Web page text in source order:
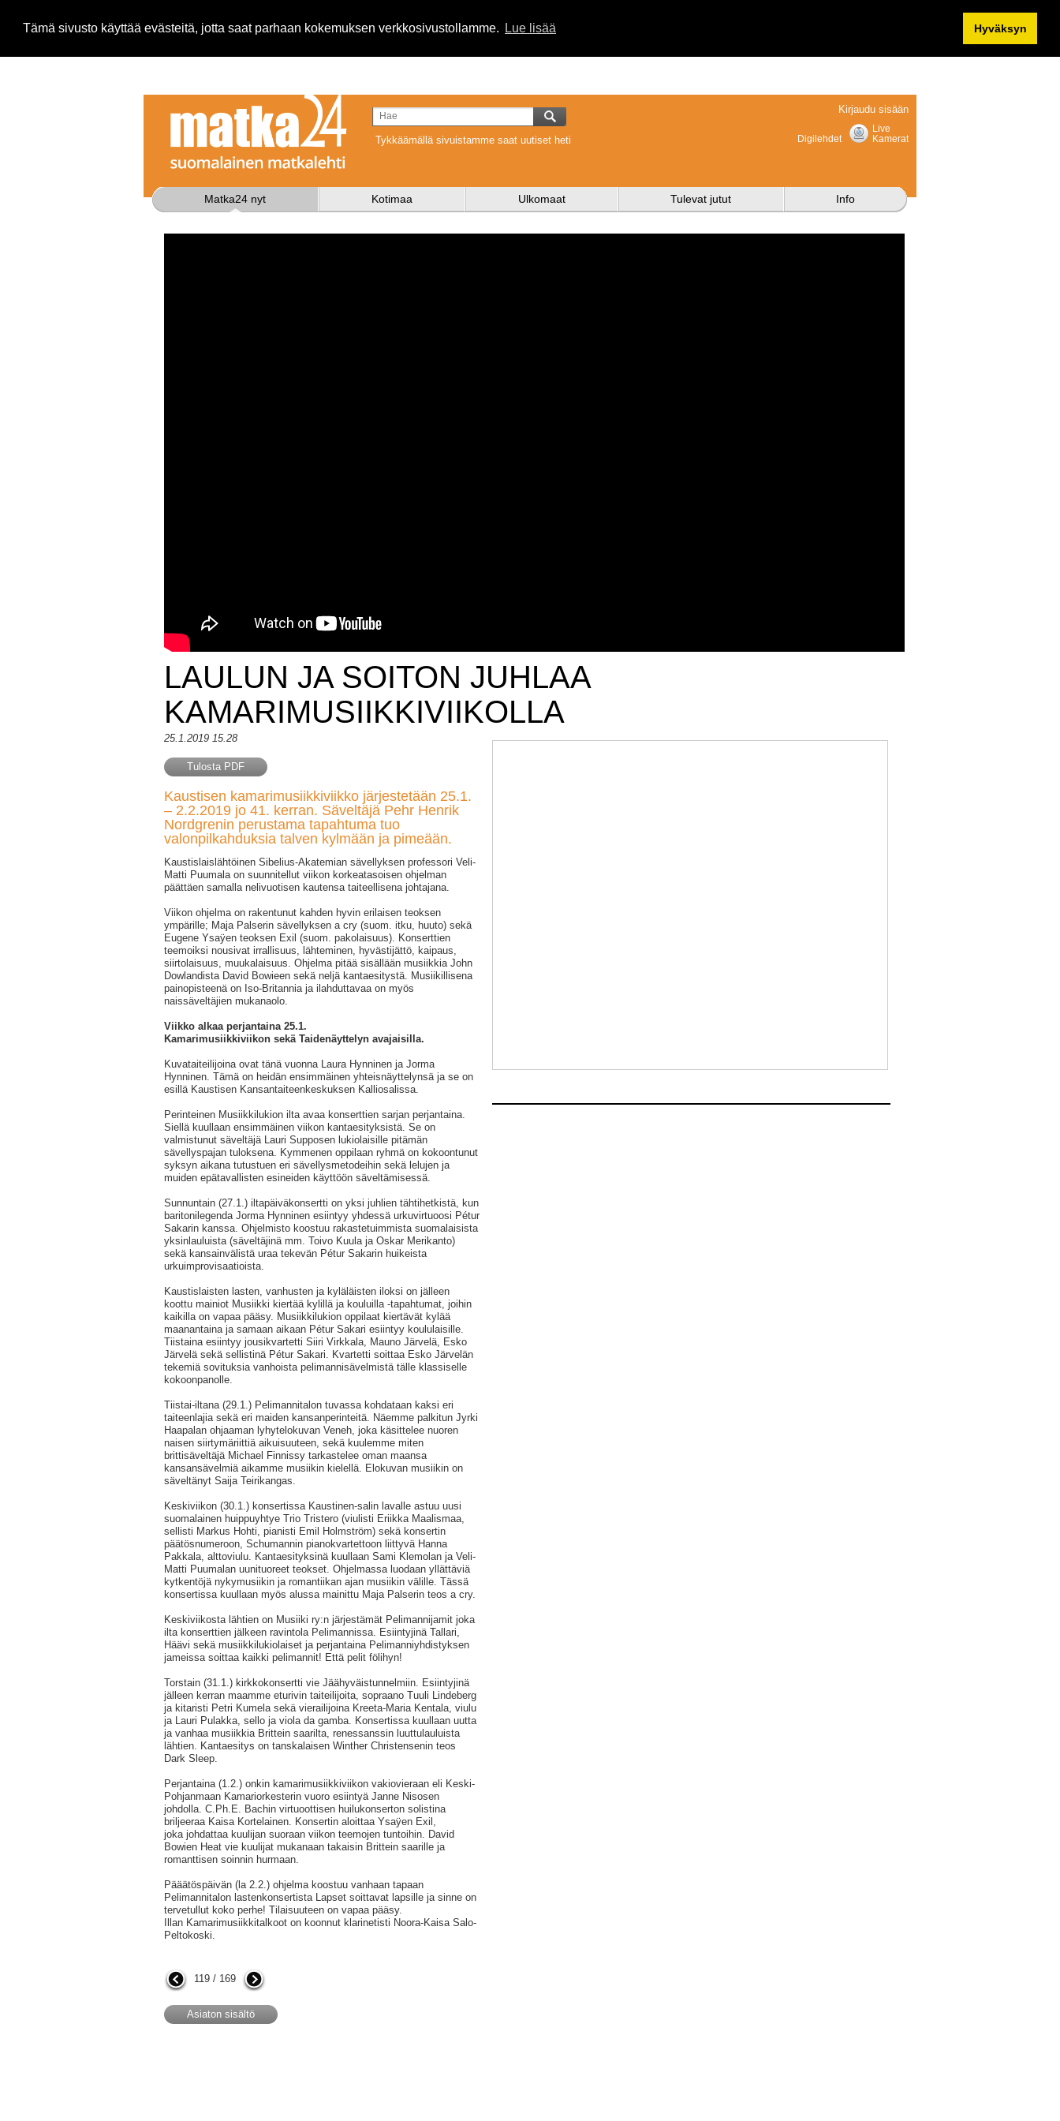
Tämä sivusto käyttää evästeitä, jotta saat parhaan kokemuksen verkkosivustollamme. Lue lisää Hyväksyn
Tykkäämällä sivuistamme saat uutiset heti
Kirjaudu sisään
Live
Kamerat
Digilehdet
Matka24 nyt Kotimaa Ulkomaat Tulevat jutut Info
LAULUN JA SOITON JUHLAA
KAMARIMUSIIKKIVIIKOLLA
25.1.2019 15.28
Tulosta PDF
Kaustisen kamarimusiikkiviikko järjestetään 25.1.
– 2.2.2019 jo 41. kerran. Säveltäjä Pehr Henrik
Nordgrenin perustama tapahtuma tuo
valonpilkahduksia talven kylmään ja pimeään.
Kaustislaislähtöinen Sibelius-Akatemian sävellyksen professori Veli-
Matti Puumala on suunnitellut viikon korkeatasoisen ohjelman
päättäen samalla nelivuotisen kautensa taiteellisena johtajana.
Viikon ohjelma on rakentunut kahden hyvin erilaisen teoksen
ympärille; Maja Palserin sävellyksen a cry (suom. itku, huuto) sekä
Eugene Ysaÿen teoksen Exil (suom. pakolaisuus). Konserttien
teemoiksi nousivat irrallisuus, lähteminen, hyvästijättö, kaipaus,
siirtolaisuus, muukalaisuus. Ohjelma pitää sisällään musiikkia John
Dowlandista David Bowieen sekä neljä kantaesitystä. Musiikillisena
painopisteenä on Iso-Britannia ja ilahduttavaa on myös
naissäveltäjien mukanaolo.
Viikko alkaa perjantaina 25.1.
Kamarimusiikkiviikon sekä Taidenäyttelyn avajaisilla.
Kuvataiteilijoina ovat tänä vuonna Laura Hynninen ja Jorma
Hynninen. Tämä on heidän ensimmäinen yhteisnäyttelynsä ja se on
esillä Kaustisen Kansantaiteenkeskuksen Kalliosalissa.
Perinteinen Musiikkilukion ilta avaa konserttien sarjan perjantaina.
Siellä kuullaan ensimmäinen viikon kantaesityksistä. Se on
valmistunut säveltäjä Lauri Supposen lukiolaisille pitämän
sävellyspajan tuloksena. Kymmenen oppilaan ryhmä on kokoontunut
syksyn aikana tutustuen eri sävellysmetodeihin sekä lelujen ja
muiden epätavallisten esineiden käyttöön säveltämisessä.
Sunnuntain (27.1.) iltapäiväkonsertti on yksi juhlien tähtihetkistä, kun
baritonilegenda Jorma Hynninen esiintyy yhdessä urkuvirtuoosi Pétur
Sakarin kanssa. Ohjelmisto koostuu rakastetuimmista suomalaisista
yksinlauluista (säveltäjinä mm. Toivo Kuula ja Oskar Merikanto)
sekä kansainvälistä uraa tekevän Pétur Sakarin huikeista
urkuimprovisaatioista.
Kaustislaisten lasten, vanhusten ja kyläläisten iloksi on jälleen
koottu mainiot Musiikki kiertää kylillä ja kouluilla -tapahtumat, joihin
kaikilla on vapaa pääsy. Musiikkilukion oppilaat kiertävät kylää
maanantaina ja samaan aikaan Pétur Sakari esiintyy koululaisille.
Tiistaina esiintyy jousikvartetti Siiri Virkkala, Mauno Järvelä, Esko
Järvelä sekä sellistinä Pétur Sakari. Kvartetti soittaa Esko Järvelän
tekemiä sovituksia vanhoista pelimannisävelmistä tälle klassiselle
kokoonpanolle.
Tiistai-iltana (29.1.) Pelimannitalon tuvassa kohdataan kaksi eri
taiteenlajia sekä eri maiden kansanperinteitä. Näemme palkitun Jyrki
Haapalan ohjaaman lyhytelokuvan Veneh, joka käsittelee nuoren
naisen siirtymäriittiä aikuisuuteen, sekä kuulemme miten
brittisäveltäjä Michael Finnissy tarkastelee oman maansa
kansansävelmiä aikamme musiikin kielellä. Elokuvan musiikin on
säveltänyt Saija Teirikangas.
Keskiviikon (30.1.) konsertissa Kaustinen-salin lavalle astuu uusi
suomalainen huippuyhtye Trio Tristero (viulisti Eriikka Maalismaa,
sellisti Markus Hohti, pianisti Emil Holmström) sekä konsertin
päätösnumeroon, Schumannin pianokvartettoon liittyvä Hanna
Pakkala, alttoviulu. Kantaesityksinä kuullaan Sami Klemolan ja Veli-
Matti Puumalan uunituoreet teokset. Ohjelmassa luodaan yllättäviä
kytkentöjä nykymusiikin ja romantiikan ajan musiikin välille. Tässä
konsertissa kuullaan myös alussa mainittu Maja Palserin teos a cry.
Keskiviikosta lähtien on Musiiki ry:n järjestämät Pelimannijamit joka
ilta konserttien jälkeen ravintola Pelimannissa. Esiintyjinä Tallari,
Häävi sekä musiikkilukiolaiset ja perjantaina Pelimanniyhdistyksen
jameissa soittaa kaikki pelimannit! Että pelit fölihyn!
Torstain (31.1.) kirkkokonsertti vie Jäähyväistunnelmiin. Esiintyjinä
jälleen kerran maamme eturivin taiteilijoita, sopraano Tuuli Lindeberg
ja kitaristi Petri Kumela sekä vierailijoina Kreeta-Maria Kentala, viulu
ja Lauri Pulakka, sello ja viola da gamba. Konsertissa kuullaan uutta
ja vanhaa musiikkia Brittein saarilta, renessanssin luuttulauluista
lähtien. Kantaesitys on tanskalaisen Winther Christensenin teos
Dark Sleep.
Perjantaina (1.2.) onkin kamarimusiikkiviikon vakiovieraan eli Keski-
Pohjanmaan Kamariorkesterin vuoro esiintyä Janne Nisosen
johdolla. C.Ph.E. Bachin virtuoottisen huilukonserton solistina
briljeeraa Kaisa Kortelainen. Konsertin aloittaa Ysaÿen Exil,
joka johdattaa kuulijan suoraan viikon teemojen tuntoihin. David
Bowien Heat vie kuulijat mukanaan takaisin Brittein saarille ja
romanttisen soinnin hurmaan.
Pääätöspäivän (la 2.2.) ohjelma koostuu vanhaan tapaan
Pelimannitalon lastenkonsertista Lapset soittavat lapsille ja sinne on
tervetullut koko perhe! Tilaisuuteen on vapaa pääsy.
Illan Kamarimusiikkitalkoot on koonnut klarinetisti Noora-Kaisa Salo-
Peltokoski.
119 / 169
Asiaton sisältö